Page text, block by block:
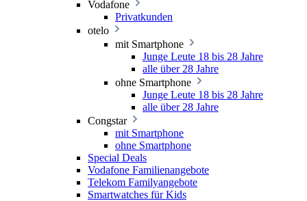
Vodafone
Privatkunden
otelo
mit Smartphone
Junge Leute 18 bis 28 Jahre
alle über 28 Jahre
ohne Smartphone
Junge Leute 18 bis 28 Jahre
alle über 28 Jahre
Congstar
mit Smartphone
ohne Smartphone
Special Deals
Vodafone Familienangebote
Telekom Familyangebote
Smartwatches für Kids